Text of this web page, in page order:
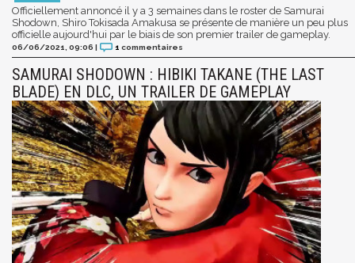
Officiellement annoncé il y a 3 semaines dans le roster de Samurai
Shodown, Shiro Tokisada Amakusa se présente de manière un peu plus
officielle aujourd'hui par le biais de son premier trailer de gameplay.
06/06/2021, 09:06 | 1 commentaires
SAMURAI SHODOWN : HIBIKI TAKANE (THE LAST
BLADE) EN DLC, UN TRAILER DE GAMEPLAY